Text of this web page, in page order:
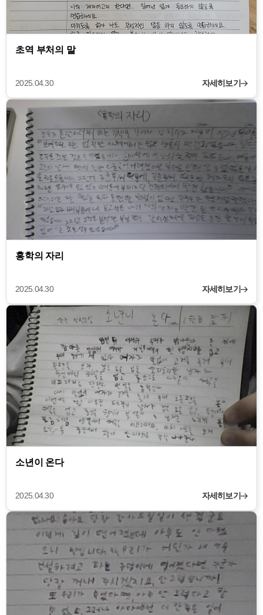
초역 부처의 말
2025.04.30 자세히보기
홍학의 자리
2025.04.30 자세히보기
소년이 온다
2025.04.30 자세히보기